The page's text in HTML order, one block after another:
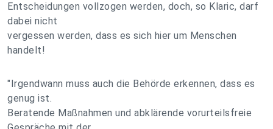
Entscheidungen vollzogen werden, doch, so Klaric, darf
dabei nicht
vergessen werden, dass es sich hier um Menschen
handelt!
"Irgendwann muss auch die Behörde erkennen, dass es
genug ist.
Beratende Maßnahmen und abklärende vorurteilsfreie